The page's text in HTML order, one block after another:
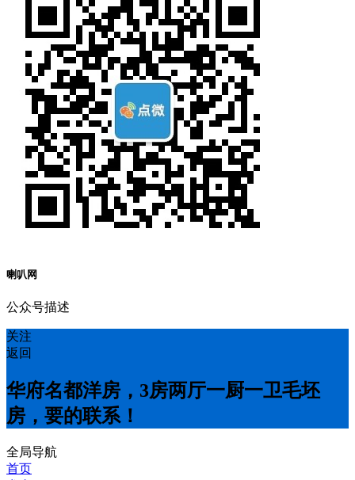
喇叭网
公众号描述
关注
返回
华府名都洋房，3房两厅一厨一卫毛坯
房，要的联系！
全局导航
首页